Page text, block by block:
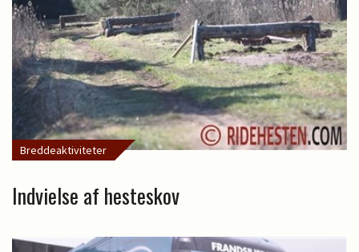
Breddeaktiviteter
Indvielse af hesteskov